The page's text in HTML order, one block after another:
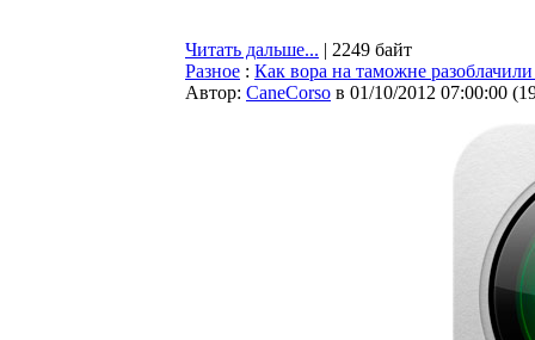
Читать дальше... | 2249 байт
Разное : Как вора на таможне
Автор: CaneCorso в 01/10/2012 07:00:00 (